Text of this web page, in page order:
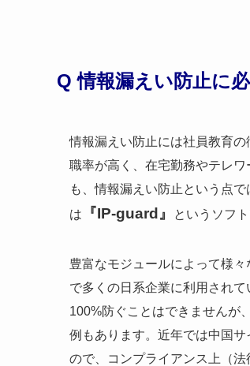
Q 情報漏えい防止に
情報漏えい防止には社員教育
職率が高く、在宅勤務やテレ
も、情報漏えい防止という点
は
『IP-guard』 というソフト
豊富なモジュールによって様
で多くの日系企業に利用され
100%防ぐことはできませんが
例もあります。近年では中国
ので、コンプライアンス上（